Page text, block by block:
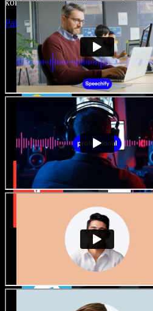
Paleisti studiją